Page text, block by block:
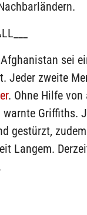
sei
Jeder zweite
. Ohne Hilfe von
warnte Griffiths.
gestürzt,
Langem.